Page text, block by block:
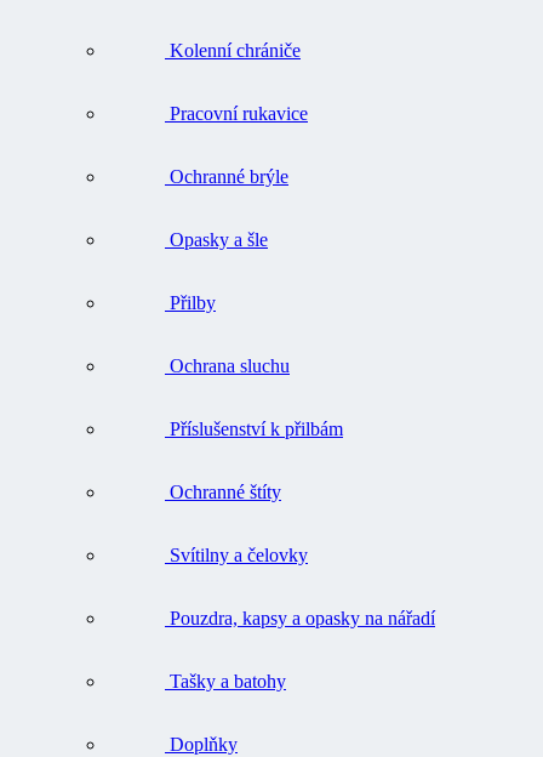
Kolenní chrániče
Pracovní rukavice
Ochranné brýle
Opasky a šle
Přilby
Ochrana sluchu
Příslušenství k přilbám
Ochranné štíty
Svítilny a čelovky
Pouzdra, kapsy a opasky na nářadí
Tašky a batohy
Doplňky